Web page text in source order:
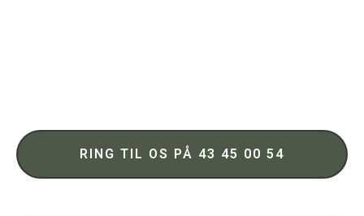
RING TIL OS PÅ 43 45 00 54